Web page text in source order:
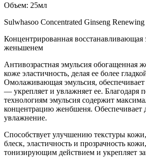
Объем: 25мл
Sulwhasoo Concentrated Ginseng
Концентрированная восстанавливающая
женьшенем
Антивозрастная эмульсия обогащенная
коже эластичность, делая ее более
Омолаживающая эмульсия,
— укрепляет и увлажняет ее. Благодаря
технологиям эмульсия содержит
концентрацию женбшеня. Обеспечивает
увлажнение.
Способствует улучшению текстуры кожи,
блеск, эластичность и прозрачность
тонизирующим действием и укрепляет